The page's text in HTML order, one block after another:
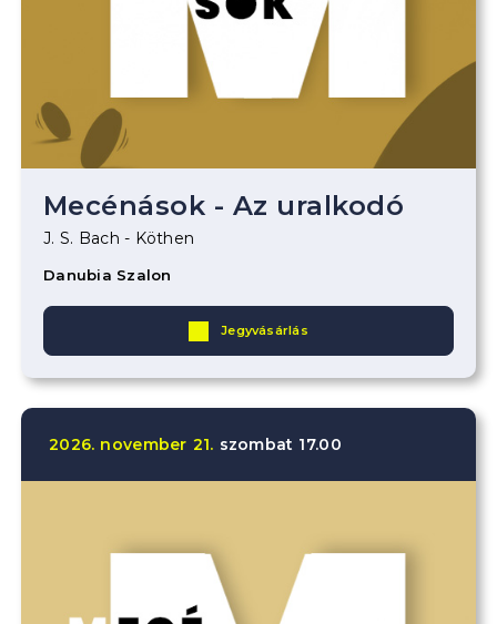
Mecénások - Az uralkodó
J. S. Bach - Köthen
Danubia Szalon
Jegyvásárlás
2026. november 21. szombat 17.00